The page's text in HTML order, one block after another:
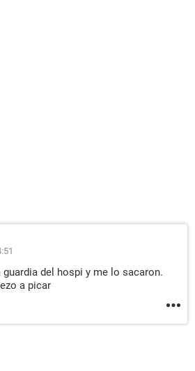
del hospi y me lo sacaron.
a picar